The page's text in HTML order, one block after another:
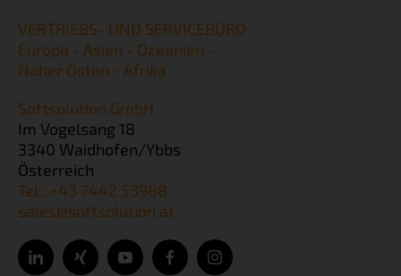
VERTRIEBS- UND SERVICEBÜRO
Europa - Asien - Ozeanien -
Naher Osten - Afrika
Softsolution GmbH
Im Vogelsang 18
3340 Waidhofen/Ybbs
Österreich
Tel.: +43 7442 53988
sales@softsolution.at